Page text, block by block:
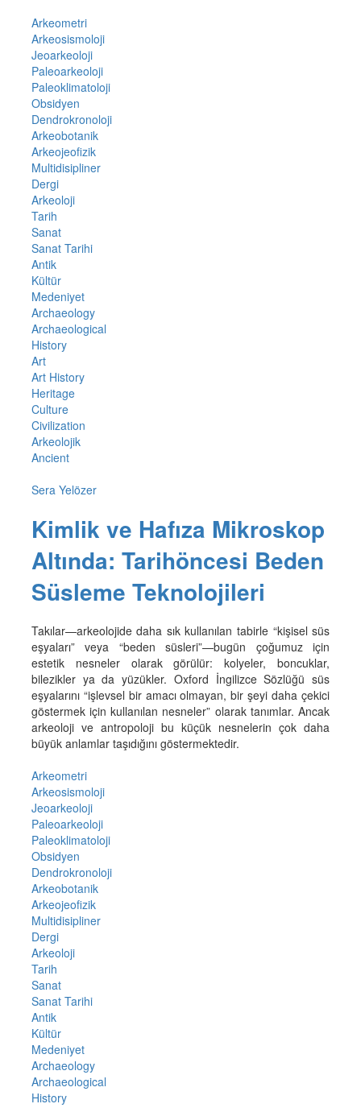
Arkeometri
Arkeosismoloji
Jeoarkeoloji
Paleoarkeoloji
Paleoklimatoloji
Obsidyen
Dendrokronoloji
Arkeobotanik
Arkeojeofizik
Multidisipliner
Dergi
Arkeoloji
Tarih
Sanat
Sanat Tarihi
Antik
Kültür
Medeniyet
Archaeology
Archaeological
History
Art
Art History
Heritage
Culture
Civilization
Arkeolojik
Ancient
Sera Yelözer
Kimlik ve Hafıza Mikroskop
Altında: Tarihöncesi Beden
Süsleme Teknolojileri
Takılar—arkeolojide daha sık kullanılan tabirle “kişisel süs
eşyaları” veya “beden süsleri”—bugün çoğumuz için
estetik nesneler olarak görülür: kolyeler, boncuklar,
bilezikler ya da yüzükler. Oxford İngilizce Sözlüğü süs
eşyalarını “işlevsel bir amacı olmayan, bir şeyi daha çekici
göstermek için kullanılan nesneler” olarak tanımlar. Ancak
arkeoloji ve antropoloji bu küçük nesnelerin çok daha
büyük anlamlar taşıdığını göstermektedir.
Arkeometri
Arkeosismoloji
Jeoarkeoloji
Paleoarkeoloji
Paleoklimatoloji
Obsidyen
Dendrokronoloji
Arkeobotanik
Arkeojeofizik
Multidisipliner
Dergi
Arkeoloji
Tarih
Sanat
Sanat Tarihi
Antik
Kültür
Medeniyet
Archaeology
Archaeological
History